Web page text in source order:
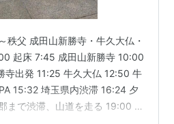
秩父 成田山新勝寺・牛久大仏・
起床 7:45 成田山新勝寺 10:00
寺出発 11:25 牛久大仏 12:50 牛
15:32 埼玉県内渋滞 16:24 夕
まで渋滞、山道を走る 19:00 道